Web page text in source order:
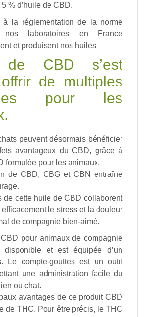
% d’huile de CBD.
à la réglementation de la norme
nos laboratoires en France
et produisent nos huiles.
de CBD s’est
de multiples
pour les
peuvent désormais bénéficier
avantageux du CBD, grâce à
formulée pour les animaux.
de CBD, CBG et CBN entraîne
de cette huile de CBD collaborent
efficacement le stress et la douleur
de compagnie bien-aimé.
pour animaux de compagnie
disponible et est équipée d’un
Le compte-gouttes est un outil
une administration facile du
ou chat.
avantages de ce produit CBD
de THC. Pour être précis, le THC